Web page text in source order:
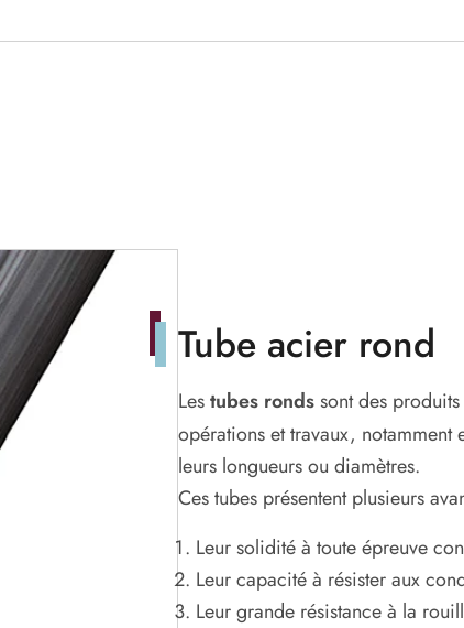
Tube acier rond
Les tubes rondssont des produits
opérations et travaux,
leurs longueurs ou diamètres.
Ces tubes présentent plusieurs
Leur solidité à toute épreuve
Leur capacité à résister aux
Leur grande résistance à la